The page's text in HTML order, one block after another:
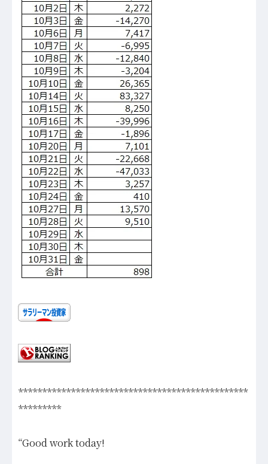
************************************************
*********
“Good work today!